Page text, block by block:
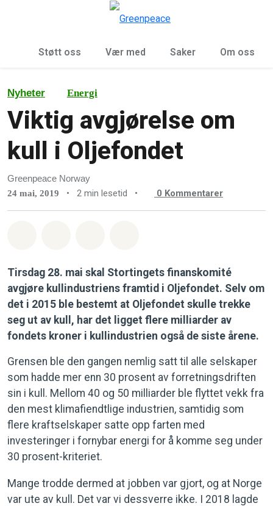
Støtt oss Vær med Saker Om oss
Nyheter Energi
Viktig avgjørelse om
kull i Oljefondet
Greenpeace Norway
24 mai, 2019 • 2 min lesetid • 0 Kommentarer
Tirsdag 28. mai skal Stortingets finanskomité
avgjøre kullindustriens framtid i Oljefondet. Selv om
det i 2015 ble bestemt at Oljefondet skulle trekke
seg ut av kull, har det ligget flere milliarder av
fondets kroner i kullindustrien også de siste årene.
Grensen ble den gangen nemlig satt til alle selskaper
som hadde mer enn 30 prosent av forretningsdriften
sin i kull. Mellom 40 og 50 milliarder ble flyttet vekk fra
den mest klimafiendtlige industrien, samtidig som
flere kraftselskaper satte opp farten med
investeringer i fornybar energi for å komme seg under
30 prosent-kriteriet.
Mange trodde dermed at jobben var gjort, og at Norge
var ute av kull. Det var vi dessverre ikke. I 2018 lagde